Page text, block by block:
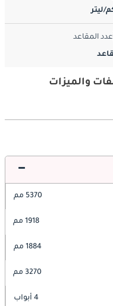
عدد المقاعد
5370 مم
1918 مم
1884 مم
3270 مم
4 أبواب